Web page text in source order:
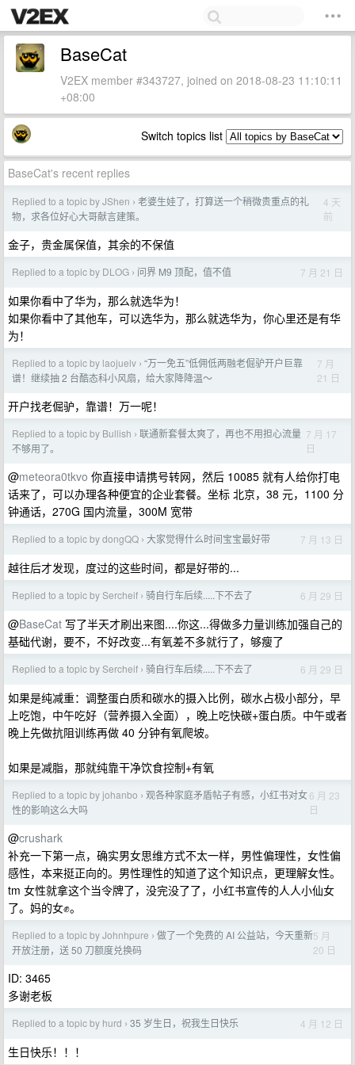
BaseCat
V2EX member #343727, joined on 2018-08-23 11:10:11
+08:00
Switch topics list
BaseCat's recent replies
Replied to a topic by JShen › 老婆生娃了，打算送一个稍微贵重点的礼
物，求各位好心大哥献言建策。
4 天
前
金子，贵金属保值，其余的不保值
Replied to a topic by DLOG › 问界 M9 顶配，值不值 7 月 21 日
如果你看中了华为，那么就选华为！
如果你看中了其他车，可以选华为，那么就选华为，你心里还是有华
为！
Replied to a topic by laojuelv › “万一免五”低佣低两融老倔驴开户巨靠
谱！继续抽 2 台酷态科小风扇，给大家降降温～
7 月
21 日
开户找老倔驴，靠谱！万一呢！
Replied to a topic by Bullish › 联通新套餐太爽了，再也不用担心流量
不够用了。
7 月 17
日
@meteora0tkvo 你直接申请携号转网，然后 10085 就有人给你打电
话来了，可以办理各种便宜的企业套餐。坐标 北京，38 元，1100 分
钟通话，270G 国内流量，300M 宽带
Replied to a topic by dongQQ › 大家觉得什么时间宝宝最好带 7 月 13 日
越往后才发现，度过的这些时间，都是好带的...
Replied to a topic by Sercheif › 骑自行车后续.....下不去了 6 月 29 日
@BaseCat 写了半天才刷出来图....你这...得做多力量训练加强自己的
基础代谢，要不，不好改变...有氧差不多就行了，够瘦了
Replied to a topic by Sercheif › 骑自行车后续.....下不去了 6 月 29 日
如果是纯减重：调整蛋白质和碳水的摄入比例，碳水占极小部分，早
上吃饱，中午吃好（营养摄入全面），晚上吃快碳+蛋白质。中午或者
晚上先做抗阻训练再做 40 分钟有氧爬坡。
如果是减脂，那就纯靠干净饮食控制+有氧
Replied to a topic by johanbo › 观各种家庭矛盾帖子有感，小红书对女
性的影响这么大吗
6 月 23
日
@crushark
补充一下第一点，确实男女思维方式不太一样，男性偏理性，女性偏
感性，本来挺正向的。男性理性的知道了这个知识点，更理解女性。
tm 女性就拿这个当令牌了，没完没了了，小红书宣传的人人小仙女
了。妈的女✊。
Replied to a topic by Johnhpure › 做了一个免费的 AI 公益站，今天重新
开放注册，送 50 刀额度兑换码
5 月
20 日
ID: 3465
多谢老板
Replied to a topic by hurd › 35 岁生日，祝我生日快乐 4 月 12 日
生日快乐！！！